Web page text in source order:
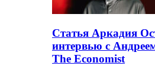
Статья Аркадия
интервью с
The Economist